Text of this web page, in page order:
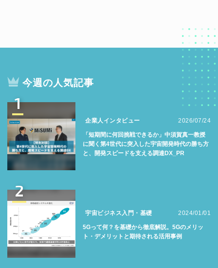
今週の人気記事
1
企業人インタビュー 2026/07/24
「短期間に何回挑戦できるか」中須賀真一教授
に聞く第4世代に突入した宇宙開発時代の勝ち方
と、開発スピードを支える調達DX_PR
2
宇宙ビジネス入門・基礎 2024/01/01
5Gって何？を基礎から徹底解説。5Gのメリッ
ト・デメリットと期待される活用事例